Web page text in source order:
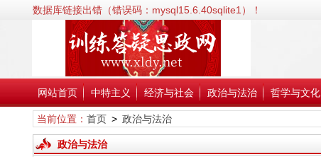
数据库链接出错（错误码：mysql15.6.40sqlite1）！
错误信息:SQLSTATE[HY000] [2002] No such file or directory；
错误代码:2002；
文件:/www/wwwroot/xldy.net/inc/classPdoDb.php；
行号:38；
网站首页 中特主义 经济与社会 政治与法治 哲学与文化
当前位置： 首页> 政治与法治
政治与法治